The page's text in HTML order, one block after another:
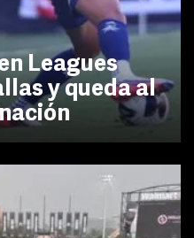
Leagues
y queda al